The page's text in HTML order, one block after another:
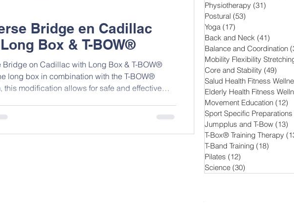
Therapy
Bridge en Cadillac
Box & T-BOW®
Bridge on Cadillac with Long Box & T-BOW®
long box in combination with the T-BOW®
this modification allows for safe and effective
Physiotherapy (31)
Postural (53)
Yoga (17)
Back and Neck (41)
Balance and Coordination
Mobility Flexibility
Core and Stability (49)
Salud Health Fitness
Elderly Health Fitness
Movement Education (12)
Sport Specific Preparations
Jumpplus and T-Bow (13)
T-Box® Training Therapy
T-Band Training (18)
Pilates (12)
Science (30)